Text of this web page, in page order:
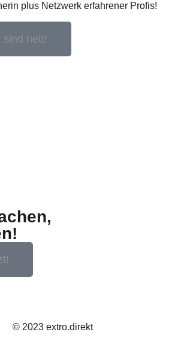
plus Netzwerk erfahrener Profis!
sind nett!
© 2023 extro.direkt